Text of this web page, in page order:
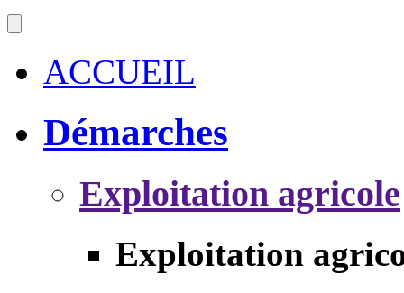
ACCUEIL
Démarches
Exploitation agricole
Exploitation